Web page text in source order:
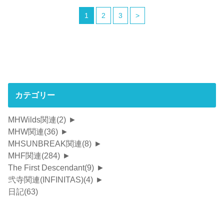
1 2 3 >
カテゴリー
MHWilds関連(2) ►
MHW関連(36) ►
MHSUNBREAK関連(8) ►
MHF関連(284) ►
The First Descendant(9) ►
弐寺関連(INFINITAS)(4) ►
日記(63)